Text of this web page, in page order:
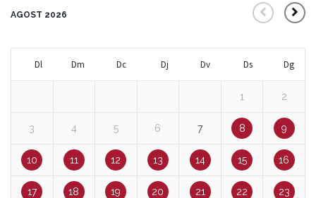
AGOST 2026
Dl Dm Dc Dj Dv Ds Dg
1 2
3 4 5 6 7 8 9
10 11 12 13 14 15 16
17 18 19 20 21 22 23